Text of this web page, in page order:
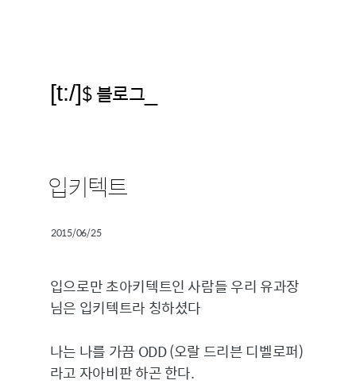
[t:/]$ 블로그
입키텍트
2015/06/25
입으로만 초아키텍트인 사람들 우리 유과장
님은 입키텍트라 칭하셨다
나는 나를 가끔 ODD (오랄 드리븐 디벨로퍼)
라고 자아비판 하곤 한다.